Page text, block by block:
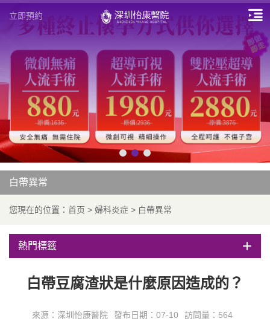
立即預約
白帶異常
您現在的位置： 首页 > 婦科炎症 > 白帶異常
熱門標籤
白帶豆腐渣狀是什麼原因造成的？
來源：深圳怡康醫院 發布日期：07-10 訪問量：564